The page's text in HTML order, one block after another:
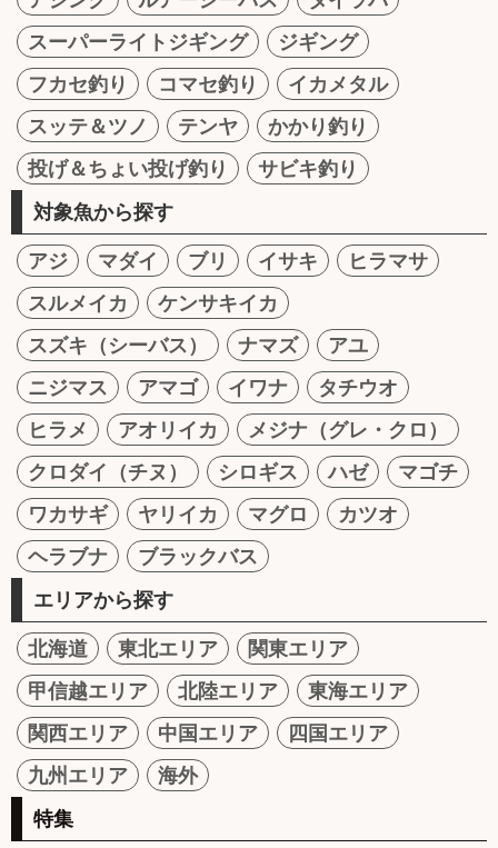
スーパーライトジギング
ジギング
フカセ釣り
コマセ釣り
イカメタル
スッテ＆ツノ
テンヤ
かかり釣り
投げ＆ちょい投げ釣り
サビキ釣り
対象魚から探す
アジ マダイ ブリ イサキ
ヒラマサ
スルメイカ
ケンサキイカ
スズキ（シーバス）
ナマズ
アユ
ニジマス
アマゴ イワナ
タチウオ
ヒラメ
アオリイカ
メジナ（グレ・クロ）
クロダイ（チヌ）
シロギス ハゼ
マゴチ
ワカサギ
ヤリイカ マグロ
カツオ
ヘラブナ
ブラックバス
エリアから探す
北海道 東北エリア
関東エリア
甲信越エリア
北陸エリア
東海エリア
関西エリア
中国エリア
四国エリア
九州エリア
海外
特集